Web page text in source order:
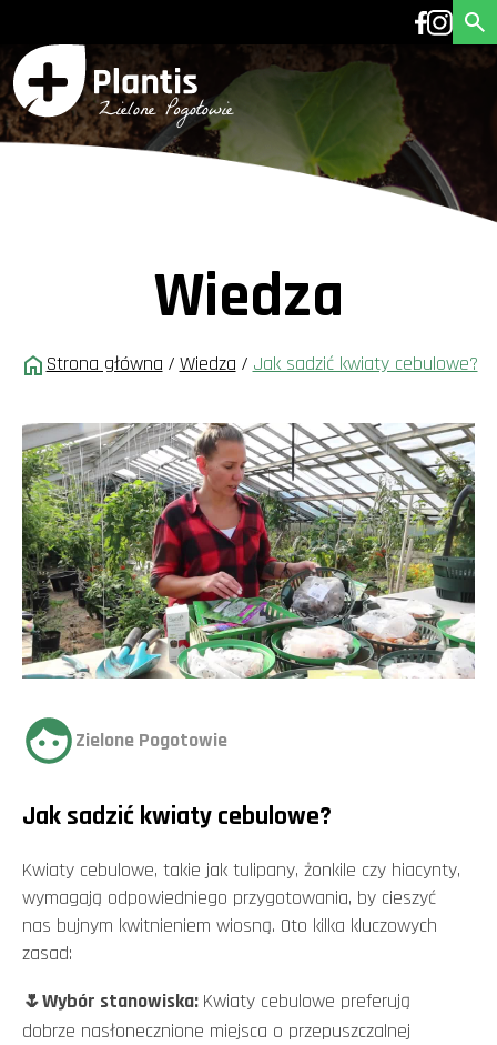
Wiedza
Strona główna / Wiedza / Jak sadzić kwiaty cebulowe?
Zielone Pogotowie
Jak sadzić kwiaty cebulowe?
Kwiaty cebulowe, takie jak tulipany, żonkile czy hiacynty,
wymagają odpowiedniego przygotowania, by cieszyć
nas bujnym kwitnieniem wiosną. Oto kilka kluczowych
zasad:
🌷Wybór stanowiska: Kwiaty cebulowe preferują
dobrze nasłonecznione miejsca o przepuszczalnej